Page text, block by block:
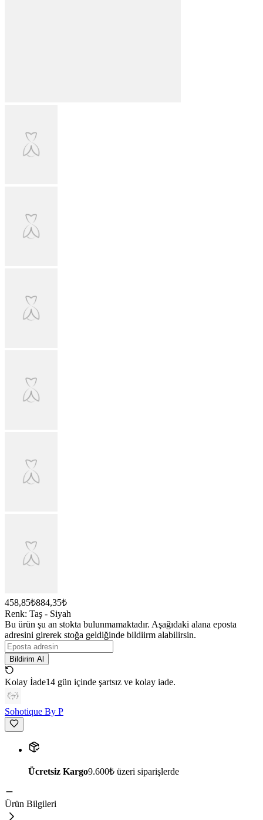
458,85₺884,35₺
Renk: Taş - Siyah
Bu ürün şu an stokta bulunmamaktadır. Aşağıdaki alana eposta
adresini girerek stoğa geldiğinde bildiirm alabilirsin.
Bildirim Al
Kolay İade14 gün içinde şartsız ve kolay iade.
Sohotique By P
Ücretsiz Kargo9.600₺ üzeri siparişlerde
Ürün Bilgileri